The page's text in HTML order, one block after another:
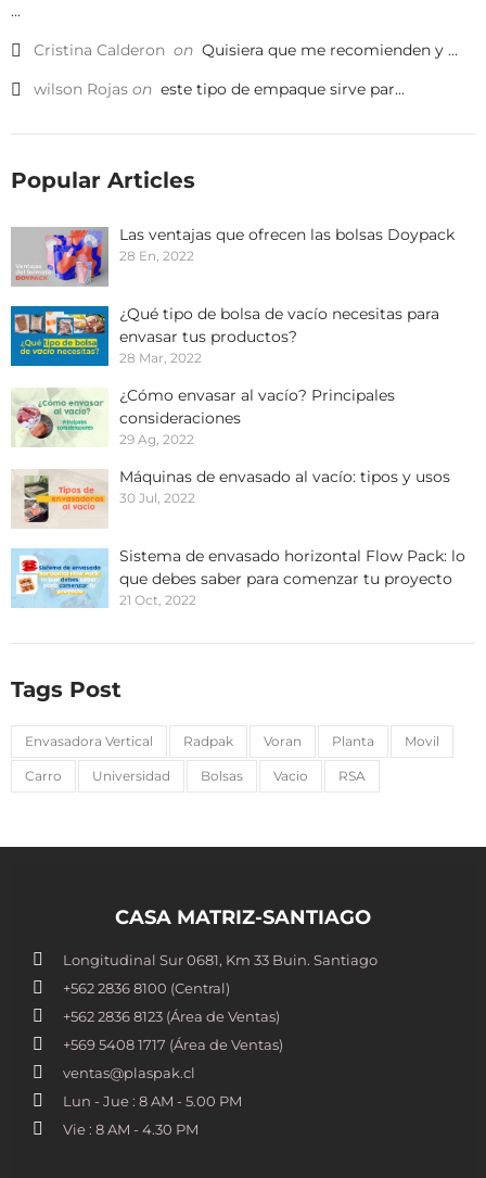
...
Cristina Calderon on Quisiera que me recomienden y ...
wilson Rojas on este tipo de empaque sirve par...
Popular Articles
Las ventajas que ofrecen las bolsas Doypack
28 En, 2022
¿Qué tipo de bolsa de vacío necesitas para
envasar tus productos?
28 Mar, 2022
¿Cómo envasar al vacío? Principales
consideraciones
29 Ag, 2022
Máquinas de envasado al vacío: tipos y usos
30 Jul, 2022
Sistema de envasado horizontal Flow Pack: lo
que debes saber para comenzar tu proyecto
21 Oct, 2022
Tags Post
Envasadora Vertical Radpak Voran Planta Movil
Carro Universidad Bolsas Vacio RSA
CASA MATRIZ-SANTIAGO
Longitudinal Sur 0681, Km 33 Buin. Santiago
+562 2836 8100​ (Central)
+562 2836 8123 (Área de Ventas)
+569 5408 1717 (Área de Ventas)
ventas@plaspak.cl
Lun - Jue : 8 AM - 5.00 PM
Vie : 8 AM - 4.30 PM